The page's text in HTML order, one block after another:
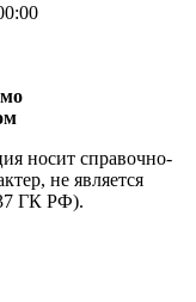
носит справочно-
не является
ГК РФ).